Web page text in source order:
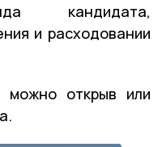
кандидата,
и расходовании
можно открыв или